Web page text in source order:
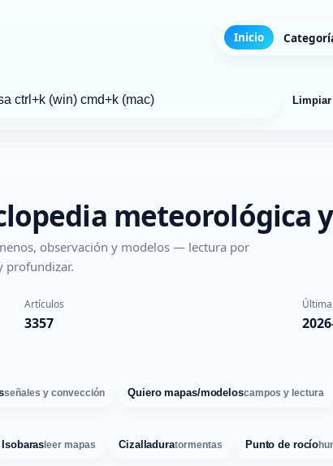
Inicio
Limpiar
meteorológica
observación y modelos — lectura por
profundizar.
Artículos
3357
señales y convección Quiero mapas/modeloscampos y lectura
Isobarasleer mapas Cizalladuratormentas Punto de rocío